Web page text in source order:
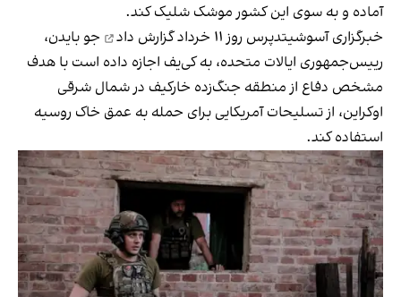
آماده و به سوی این کشور موشک‌ شلیک کند.
خبرگزاری آسوشیتدپرس روز ۱۱ خرداد
گزارش داد
جو بایدن،
رییس‌جمهوری ایالات متحده، به کی‌یف اجازه داده است با هدف
مشخص دفاع از منطقه جنگ‌زده خارکیف در شمال شرقی
اوکراین، از تسلیحات آمریکایی برای حمله به عمق خاک روسیه
استفاده کند.